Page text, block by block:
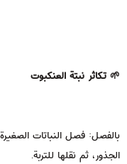
🌱 تكاثر نبتة العنكبوت
بالفصل: فصل النباتات
الجذور، ثم نقلها للتربة.